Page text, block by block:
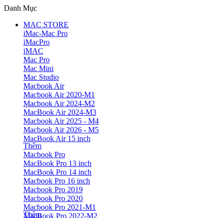
Danh Mục
MAC STORE
iMac-Mac Pro
iMacPro
iMAC
Mac Pro
Mac Mini
Mac Studio
Macbook Air
Macbook Air 2020-M1
Macbook Air 2024-M2
MacBook Air 2024-M3
Macbook Air 2025 - M4
Macbook Air 2026 - M5
MacBook Air 15 inch
Thêm
Macbook Pro
MacBook Pro 13 inch
MacBook Pro 14 inch
Macbook Pro 16 inch
Macbook Pro 2019
Macbook Pro 2020
Macbook Pro 2021-M1
MacBook Pro 2022-M2
Thêm